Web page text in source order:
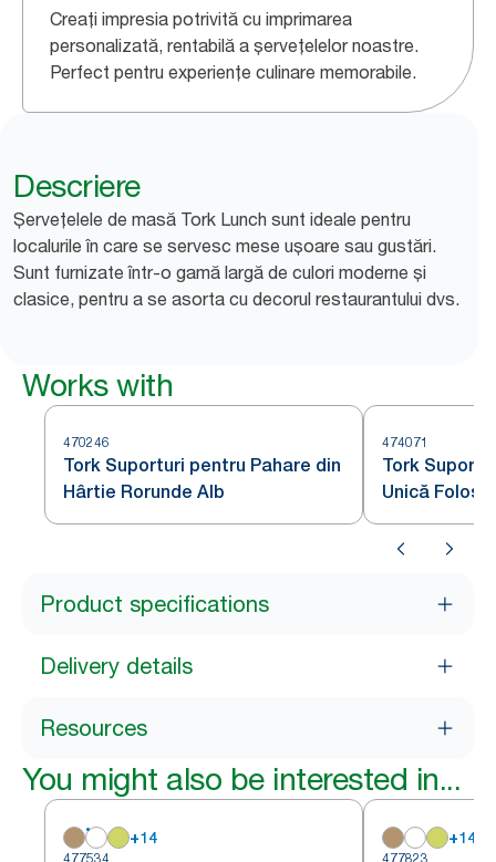
Creați impresia potrivită cu imprimarea
personalizată, rentabilă a șervețelelor noastre.
Perfect pentru experiențe culinare memorabile.
Descriere
Șervețelele de masă Tork Lunch sunt ideale pentru
localurile în care se servesc mese ușoare sau gustări.
Sunt furnizate într-o gamă largă de culori moderne și
clasice, pentru a se asorta cu decorul restaurantului dvs.
Works with
470246
Tork Suporturi pentru Pahare din
Hârtie Rorunde Alb
474071
Tork
Unică
Product specifications
Delivery details
Resources
You might also be interested in...
+14
477534
+14
477823